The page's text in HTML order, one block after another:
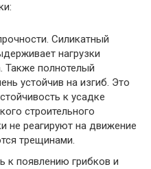
Силикатный
нагрузки
полнотелый
устойчив на изгиб. Это
к усадке
строительного
не реагируют на движение
трещинами.
к появлению грибков и